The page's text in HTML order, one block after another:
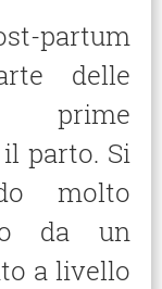
partum
delle
prime
parto. Si
molto
da un
a livello